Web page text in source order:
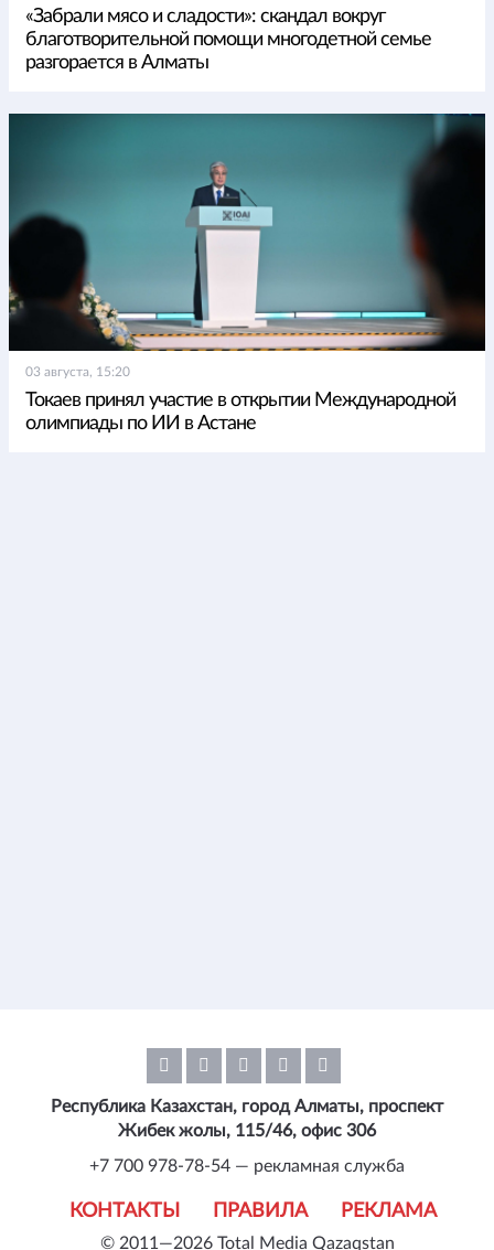
«Забрали мясо и сладости»: скандал вокруг
благотворительной помощи многодетной семье
разгорается в Алматы
03 августа, 15:20
Токаев принял участие в открытии Международной
олимпиады по ИИ в Астане
© 2011—2026 Total Media Qazaqstan
КОНТАКТЫ ПРАВИЛА РЕКЛАМА
Республика Казахстан, город Алматы, проспект
Жибек жолы, 115/46, офис 306
+7 700 978-78-54 — рекламная служба